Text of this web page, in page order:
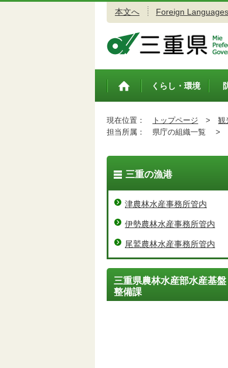
本文へ Foreign Languages
トップペ
くらし・環境
現在位置： トップページ > 観
担当所属：
県庁の組織一覧 >
三重の漁港
津農林水産事務所管内
伊勢農林水産事務所管内
尾鷲農林水産事務所管内
三重県農林水産部水産基盤
整備課